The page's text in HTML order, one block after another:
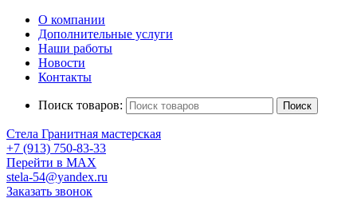
О компании
Дополнительные услуги
Наши работы
Новости
Контакты
Поиск товаров:
Стела Гранитная мастерская
+7 (913) 750-83-33
Перейти в MAX
stela-54@yandex.ru
Заказать звонок